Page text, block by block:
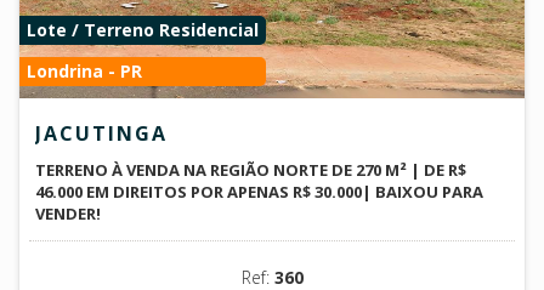
Lote / Terreno Residencial
Londrina - PR
JACUTINGA
TERRENO À VENDA NA REGIÃO NORTE DE 270 M² | DE R$
46.000 EM DIREITOS POR APENAS R$ 30.000| BAIXOU PARA
VENDER!
Ref: 360